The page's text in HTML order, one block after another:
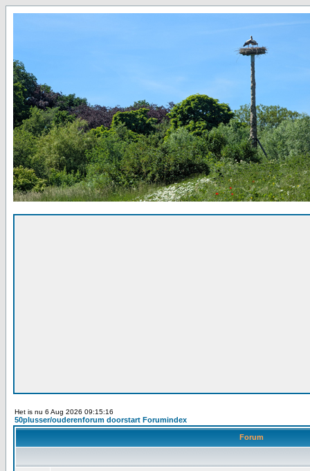
Het is nu 6 Aug 2026 09:15:16
50plusser/ouderenforum doorstart Forumindex
Forum